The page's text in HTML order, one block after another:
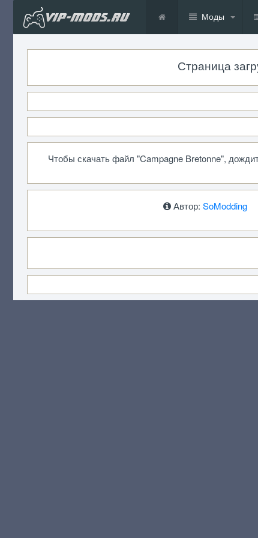
Моды
Страница
Чтобы скачать файл "Campagne Bretonne",
Автор: SoModding